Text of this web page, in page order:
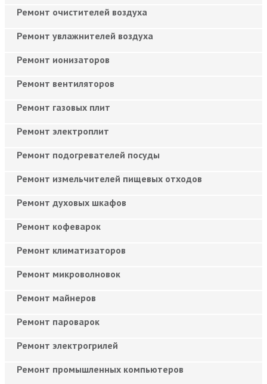
Ремонт очистителей воздуха
Ремонт увлажнителей воздуха
Ремонт ионизаторов
Ремонт вентиляторов
Ремонт газовых плит
Ремонт электроплит
Ремонт подогревателей посуды
Ремонт измельчителей пищевых отходов
Ремонт духовых шкафов
Ремонт кофеварок
Ремонт климатизаторов
Ремонт микроволновок
Ремонт майнеров
Ремонт пароварок
Ремонт электрогрилей
Ремонт промышленных компьютеров